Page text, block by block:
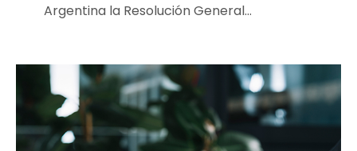
Argentina la Resolución General...